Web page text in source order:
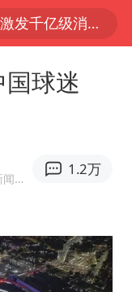
中巨芯：上半年归母净利润1405.77万元
秋天的第一杯奶茶到底有多火
球迷
·每日经济新闻官方网易号
1.2万